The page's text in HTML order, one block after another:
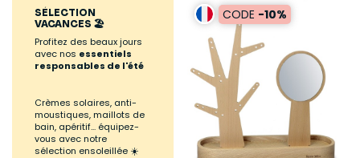
SÉLECTION
VACANCES 🏖️
Profitez des beaux jours
avec nos essentiels
responsables de l'été
Crèmes solaires, anti-
moustiques, maillots de
bain, apéritif... équipez-
vous avec notre
sélection ensoleillée ☀️
CODE -10%